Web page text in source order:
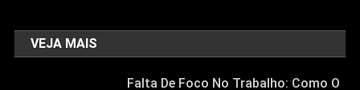
VEJA MAIS
Falta De Foco No Trabalho: Como O